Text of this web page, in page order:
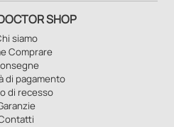
SHOP
siamo
Comprare
di pagamento
di recesso